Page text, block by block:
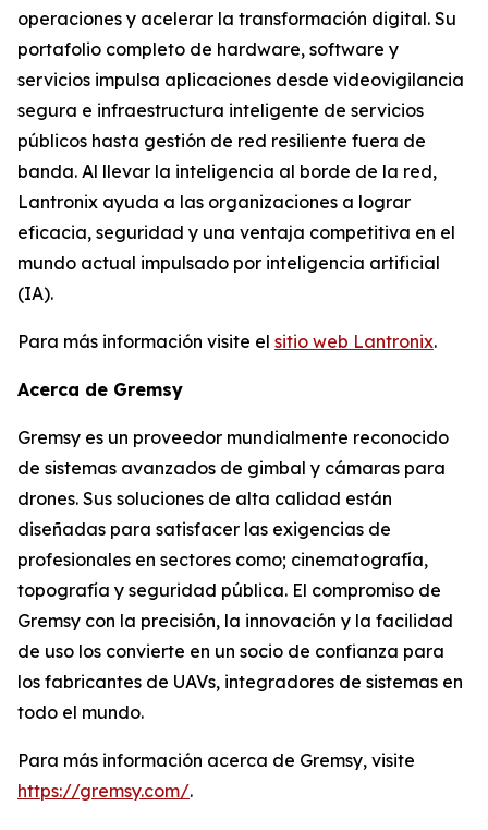
operaciones y acelerar la transformación digital. Su
portafolio completo de hardware, software y
servicios impulsa aplicaciones desde videovigilancia
segura e infraestructura inteligente de servicios
públicos hasta gestión de red resiliente fuera de
banda. Al llevar la inteligencia al borde de la red,
Lantronix ayuda a las organizaciones a lograr
eficacia, seguridad y una ventaja competitiva en el
mundo actual impulsado por inteligencia artificial
(IA).
Para más información visite el sitio web Lantronix.
Acerca de Gremsy
Gremsy es un proveedor mundialmente reconocido
de sistemas avanzados de gimbal y cámaras para
drones. Sus soluciones de alta calidad están
diseñadas para satisfacer las exigencias de
profesionales en sectores como; cinematografía,
topografía y seguridad pública. El compromiso de
Gremsy con la precisión, la innovación y la facilidad
de uso los convierte en un socio de confianza para
los fabricantes de UAVs, integradores de sistemas en
todo el mundo.
Para más información acerca de Gremsy, visite
https://gremsy.com/.